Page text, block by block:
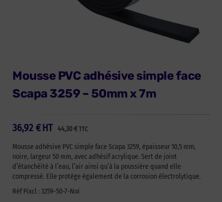
Mousse PVC adhésive simple face
Scapa 3259 – 50mm x 7m
36,92 € 44,30€ TTC
HT
Mousse adhésive PVC simple face Scapa 3259, épaisseur 10,5 mm,
noire, largeur 50 mm, avec adhésif acrylique. Sert de joint
d’étanchéité à l’eau, l’air ainsi qu’à la poussière quand elle
compressé. Elle protège également de la corrosion électrolytique.
Réf Pixcl : 3259-50-7-Noi